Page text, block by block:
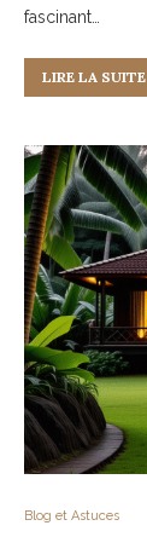
fascinant…
LIRE LA SUITE
Blog et Astuces